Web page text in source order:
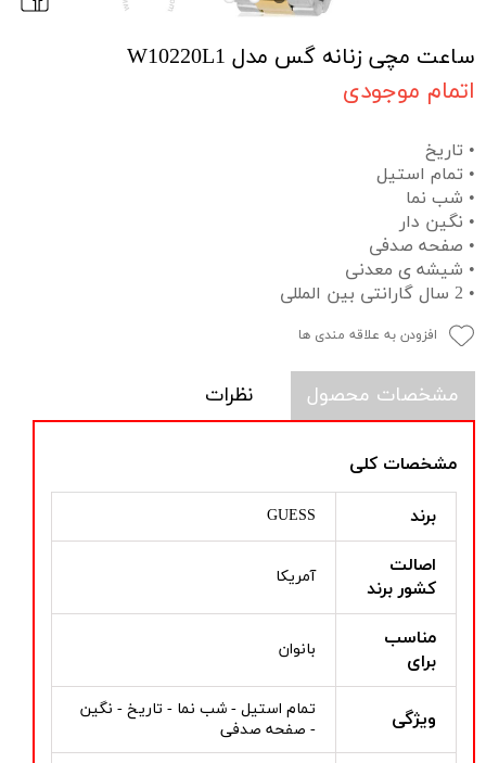
ساعت مچی زنانه گس مدل W10220L1
اتمام موجودی
• تاریخ
• تمام استیل
• شب نما
• نگین دار
• صفحه صدفی
• شیشه ی معدنی
• 2 سال گارانتی بین المللی
افزودن به علاقه مندی ها
مشخصات محصول نظرات
مشخصات کلی
برند GUESS
اصالت
کشور برند
آمریکا
مناسب
برای
بانوان
ویژگی
تمام استیل - شب نما - تاریخ - نگین
- صفحه صدفی